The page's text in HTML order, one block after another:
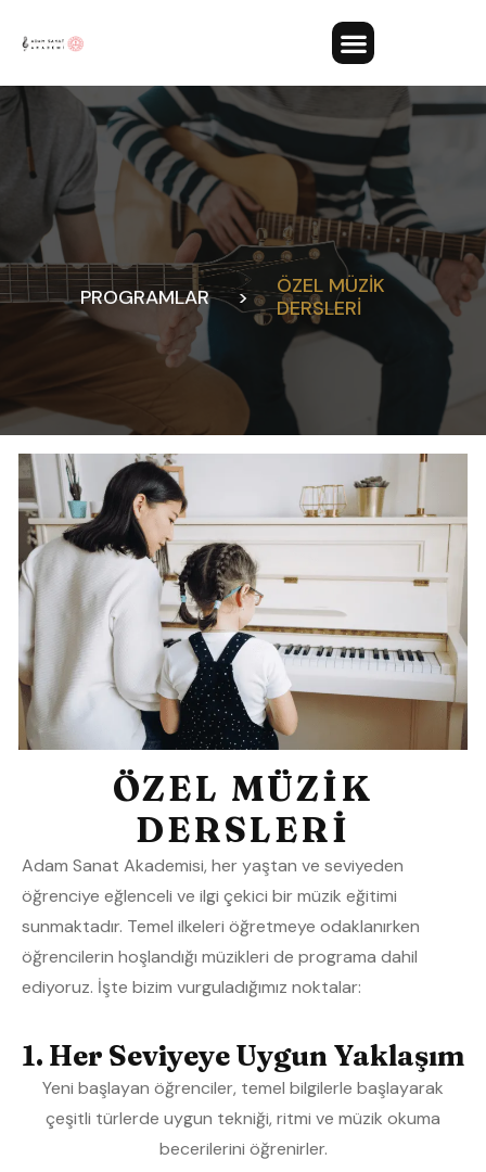
PROGRAMLAR >
ÖZEL MÜZIK
DERSLERI
ÖZEL MÜZİK
DERSLERİ
Adam Sanat Akademisi, her yaştan ve seviyeden
öğrenciye eğlenceli ve ilgi çekici bir müzik eğitimi
sunmaktadır. Temel ilkeleri öğretmeye odaklanırken
öğrencilerin hoşlandığı müzikleri de programa dahil
ediyoruz. İşte bizim vurguladığımız noktalar:
1. Her Seviyeye Uygun Yaklaşım
Yeni başlayan öğrenciler, temel bilgilerle başlayarak
çeşitli türlerde uygun tekniği, ritmi ve müzik okuma
becerilerini öğrenirler.